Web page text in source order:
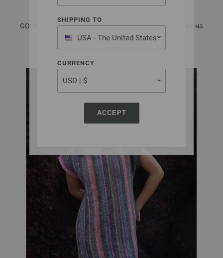
SHIPPING TO
USA - The United States
of America
CURRENCY
ACCEPT
GOMITOLO No. 15 - Журнал на немецком, инструкции на
русском языке | Модель 30